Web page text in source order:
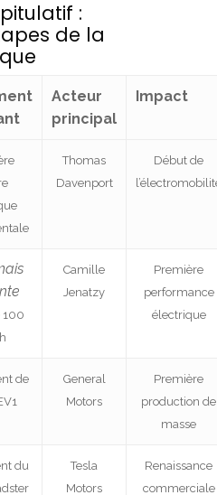
:
de la
Acteur
principal
Impact
Thomas
Davenport
Début de
100
Camille
Jenatzy
Première
performance
électrique
de
General
Motors
Première
production de
masse
du
Tesla
Motors
Renaissance
commerciale